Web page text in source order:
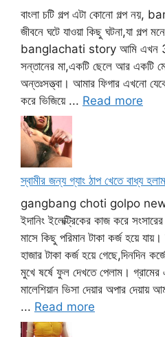
বাংলা চটি গল্প এটা কোনো গল্প
জীবনে ঘটে যাওয়া কিছু ঘটনা,যা গল্প
banglachati story আমি এখন 33
সন্তানের মা,একটি ছেলে আর একটি
অন্তঃসত্ত্বা। আমার ফিগার এখনো
করে ভিজিয়ে ... Read more
স্বামীর জন্য গ্যাং ঠাপ খেতে বাধ্য হলাম
gangbang choti golpo new
ইদানিং ইলেক্ট্রিকের কাজ করে
মাসে কিছু পরিমান টাকা কর্জ হয়ে
হাজার টাকা কর্জ হয়ে গেছে,দিনদিন
মুখে ষর্ষে ফুল দেখতে পেলাম। গ্রামের
মালেশিয়ান ভিসা দেয়ার অপার দেয়ায়
... Read more